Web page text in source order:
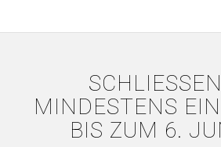
MINDESTENS
BIS ZUM 6.